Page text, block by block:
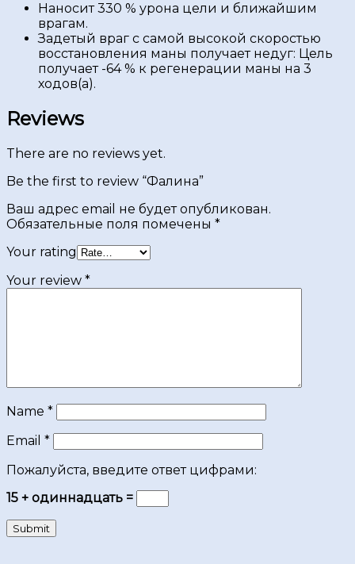
Наносит 330 % урона цели и ближайшим
врагам.
Задетый враг с самой высокой скоростью
восстановления маны получает недуг: Цель
получает -64 % к регенерации маны на 3
ходов(а).
Reviews
There are no reviews yet.
Be the first to review “Фалина”
Ваш адрес email не будет опубликован.
Обязательные поля помечены *
Your rating
Your review *
Name *
Email *
Пожалуйста, введите ответ цифрами:
15 + одиннадцать =